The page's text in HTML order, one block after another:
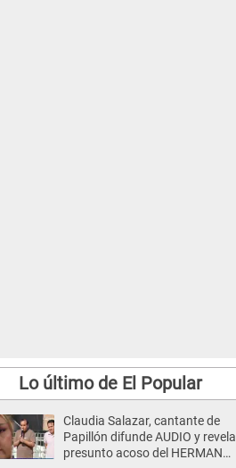
Lo último de El Popular
Claudia Salazar, cantante de
Papillón difunde AUDIO y revela
presunto acoso del HERMANO